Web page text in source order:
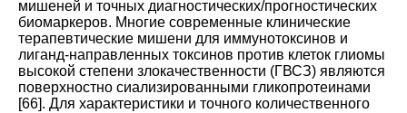
мишеней и точных диагностических/прогностических
биомаркеров. Многие современные клинические
терапевтические мишени для иммунотоксинов и
лиганд-направленных токсинов против клеток глиомы
высокой степени злокачественности (ГВСЗ) являются
поверхностно сиализированными гликопротеинами
[66]. Для характеристики и точного количественного